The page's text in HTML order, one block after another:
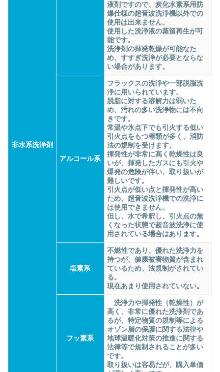
非水系洗浄剤
液剤ですので、炭化水素系用防
爆仕様の超音波洗浄機以外での
使用は出来ません。
使用した洗浄液の蒸留再生が可
能です。
洗浄剤の揮発乾燥が可能なた
め、すすぎ洗浄が必要とならな
い場合があります。
アルコール系
フラックスの洗浄や一部脱脂洗
浄に用いられています。
脱脂に対する溶解力は弱いた
め、汚れの多い洗浄物には不向
きです。
常温や氷点下でも引火する低い
引火点をもつ種類が多く、消防
法の規制を受けます。
揮発性が非常に高く乾燥性は良
いが、揮発したガスにも引火や
爆発の危険が伴い、取り扱いが
難しいです。
引火点が低い点と揮発性が高い
ため、超音波洗浄機での洗浄に
は使用できません。
但し、水で希釈し、 引火点の無
くなった状態で超音波洗浄に使
用されている場合はあり ます。
塩素系
不燃性であり、優れた洗浄力を
持つが、健康被害物質が含まれ
ているため、法規制がされてい
る。
現在あまり使用されていない。
フッ素系
洗浄力や揮発性（乾燥性）が
高く、非常に優れた洗浄剤であ
るが、特定物質の規制等による
オゾン層の保護に関する法律や
地球温暖化対策の推進に関する
法律等で規制されることが多い
です。
取り扱いは容易だが、購入単価